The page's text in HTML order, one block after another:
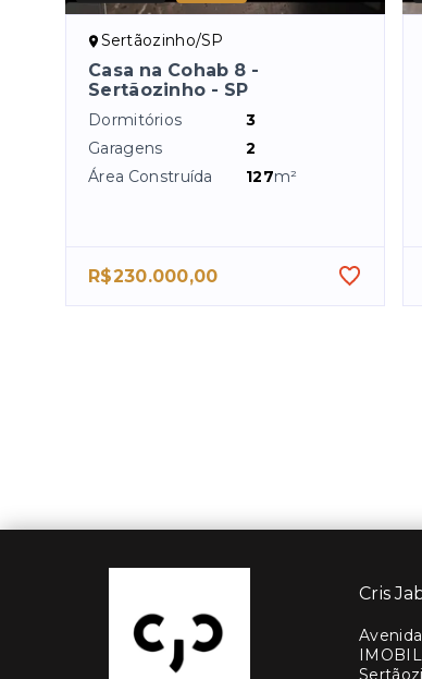
Sertãozinho/SP
Casa na Cohab 8 -
Sertãozinho - SP
Dormitórios
3
Garagens
2
Área Construída
127m²
R$230.000,00
Cris